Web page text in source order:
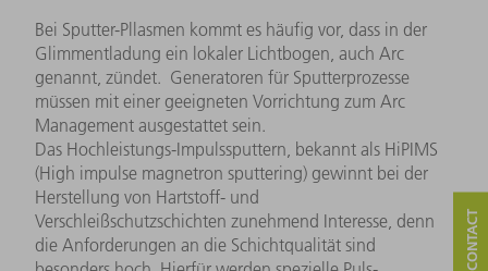
Bei Sputter-Pllasmen kommt es häufig vor, dass in der
Glimmentladung ein lokaler Lichtbogen, auch Arc
genannt, zündet. Generatoren für Sputterprozesse
müssen mit einer geeigneten Vorrichtung zum Arc
Management ausgestattet sein.
Das Hochleistungs-Impulssputtern, bekannt als HiPIMS
(High impulse magnetron sputtering) gewinnt bei der
Herstellung von Hartstoff- und
Verschleißschutzschichten zunehmend Interesse, denn
die Anforderungen an die Schichtqualität sind